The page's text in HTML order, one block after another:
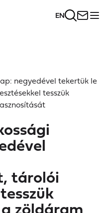
EN
negyedével tekertük le
tesszük
tárolói